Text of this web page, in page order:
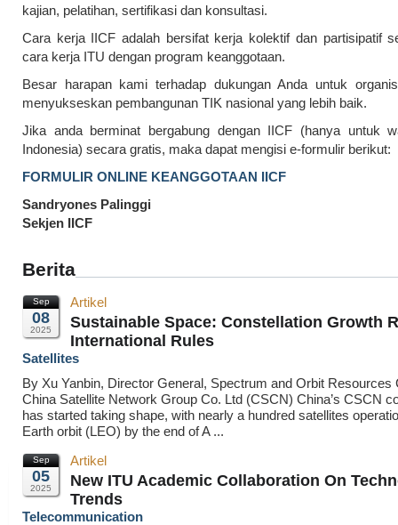
kajian, pelatihan, sertifikasi dan konsultasi.
Cara kerja IICF adalah bersifat kerja kolektif dan partisipatif
cara kerja ITU dengan program keanggotaan.
Besar harapan kami terhadap dukungan Anda untuk
menyukseskan pembangunan TIK nasional yang lebih baik.
Jika anda berminat bergabung dengan IICF (hanya untuk
Indonesia) secara gratis, maka dapat mengisi e-formulir berikut:
FORMULIR ONLINE KEANGGOTAAN IICF
Sandryones Palinggi
Sekjen IICF
Berita
Sep
08
2025
Artikel
Sustainable Space: Constellation Growth
International Rules
Satellites
By Xu Yanbin, Director General, Spectrum and Orbit Resources
China Satellite Network Group Co. Ltd (CSCN) China’s CSCN
has started taking shape, with nearly a hundred satellites
Earth orbit (LEO) by the end of A ...
Sep
05
2025
Artikel
New ITU Academic Collaboration On
Trends
Telecommunication